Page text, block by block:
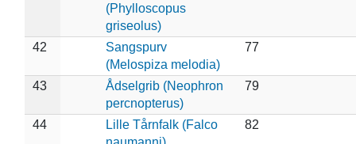
(Phylloscopus
griseolus)
42
Sangspurv
(Melospiza melodia)
77
43
Ådselgrib (Neophron
percnopterus)
79
44
Lille Tårnfalk (Falco
82